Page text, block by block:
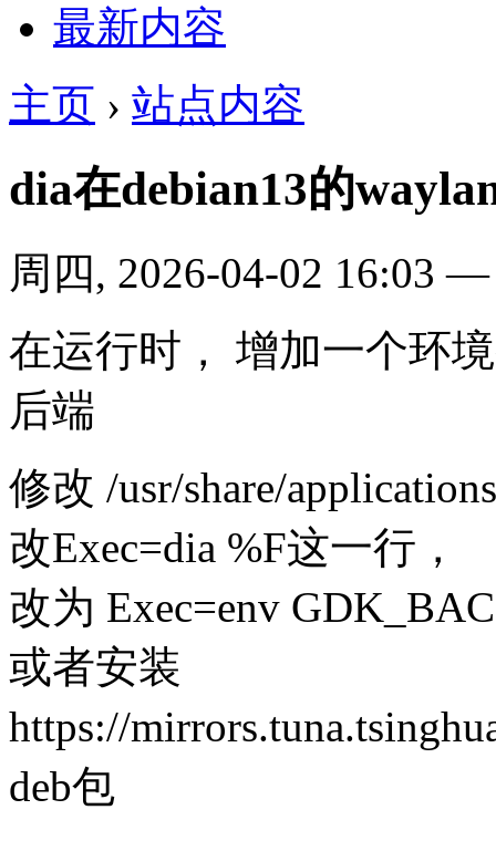
最新内容
主页 › 站点内容
dia在debian13的
周四, 2026-04-02 16:03
在运行时， 增加一个环
后端
修改 /usr/share/
改Exec=dia %F这一行，
改为 Exec=env
或者安装
https://
deb包